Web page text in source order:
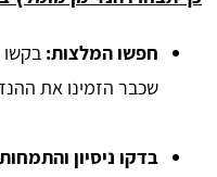
חפשו המלצות:
שכבר הזמינו את
בדקו ניסיון